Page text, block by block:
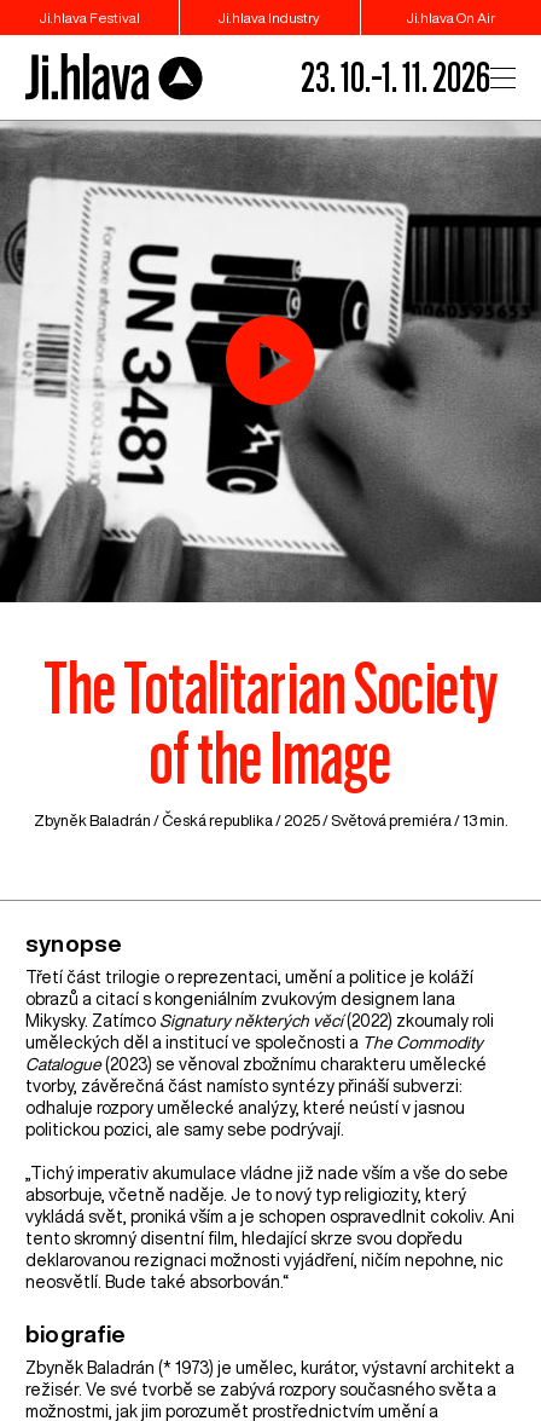
Ji.hlava Festival Ji.hlava Industry Ji.hlava On Air
23. 10.–1. 11. 2026
The Totalitarian Society
of the Image
Zbyněk Baladrán /Česká republika / 2025 / Světová premiéra / 13 min.
synopse
Třetí část trilogie o reprezentaci, umění a politice je koláží
obrazů a citací s kongeniálním zvukovým designem Iana
Mikysky. Zatímco Signatury některých věcí(2022) zkoumaly roli
uměleckých děl a institucí ve společnosti a The Commodity
Catalogue(2023) se věnoval zbožnímu charakteru umělecké
tvorby, závěrečná část namísto syntézy přináší subverzi:
odhaluje rozpory umělecké analýzy, které neústí v jasnou
politickou pozici, ale samy sebe podrývají.
„Tichý imperativ akumulace vládne již nade vším a vše do sebe
absorbuje, včetně naděje. Je to nový typ religiozity, který
vykládá svět, proniká vším a je schopen ospravedlnit cokoliv. Ani
tento skromný disentní film, hledající skrze svou dopředu
deklarovanou rezignaci možnosti vyjádření, ničím nepohne, nic
neosvětlí. Bude také absorbován.“
biografie
Zbyněk Baladrán (* 1973) je umělec, kurátor, výstavní architekt a
režisér. Ve své tvorbě se zabývá rozpory současného světa a
možnostmi, jak jim porozumět prostřednictvím umění a